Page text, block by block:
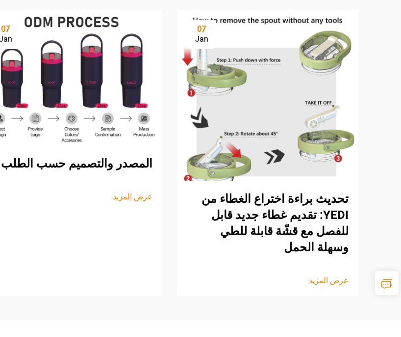
07
Jan
تحديث براءة اختراع الغطاء من
YEDI: تقديم غطاء جديد قابل
للفصل مع قشّة قابلة للطي
وسهلة الحمل
عرض المزيد
07
المصدر والتصميم حسب الطلب
عرض المزيد